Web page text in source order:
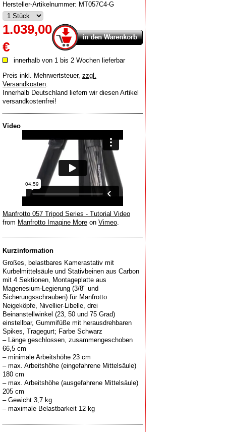
Hersteller-Artikelnummer: MT057C4-G
1.039,00
€
innerhalb von 1 bis 2 Wochen lieferbar
Preis inkl. Mehrwertsteuer, zzgl.
Versandkosten
Innerhalb Deutschland liefern wir diesen Artikel
versandkostenfrei!
Video
Manfrotto 057 Tripod Series - Tutorial Video
from Manfrotto Imagine More on Vimeo
Kurzinformation
Großes, belastbares Kamerastativ mit
Kurbelmittelsäule und Stativbeinen aus Carbon
mit 4 Sektionen, Montageplatte aus
Magenesium-Legierung (3/8" und
Sicherungsschrauben) für Manfrotto
Neigeköpfe, Nivellier-Libelle, drei
Beinanstellwinkel (23, 50 und 75 Grad)
einstellbar, Gummifüße mit herausdrehbaren
Spikes, Tragegurt; Farbe Schwarz
– Länge geschlossen, zusammengeschoben
66,5 cm
– minimale Arbeitshöhe 23 cm
– max. Arbeitshöhe (eingefahrene Mittelsäule)
180 cm
– max. Arbeitshöhe (ausgefahrene Mittelsäule)
205 cm
– Gewicht 3,7 kg